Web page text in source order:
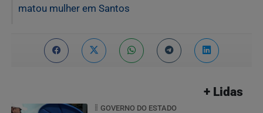
matou mulher em Santos
+ Lidas
GOVERNO DO ESTADO